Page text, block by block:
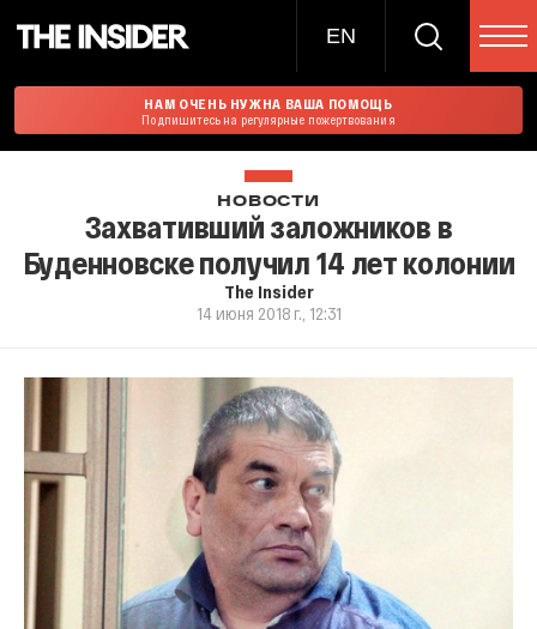
EN
НАМ ОЧЕНЬ НУЖНА ВАША ПОМОЩЬ
Подпишитесь на регулярные пожертвования
НОВОСТИ
Захвативший заложников в
Буденновске получил 14 лет колонии
The Insider
14 июня 2018 г., 12:31